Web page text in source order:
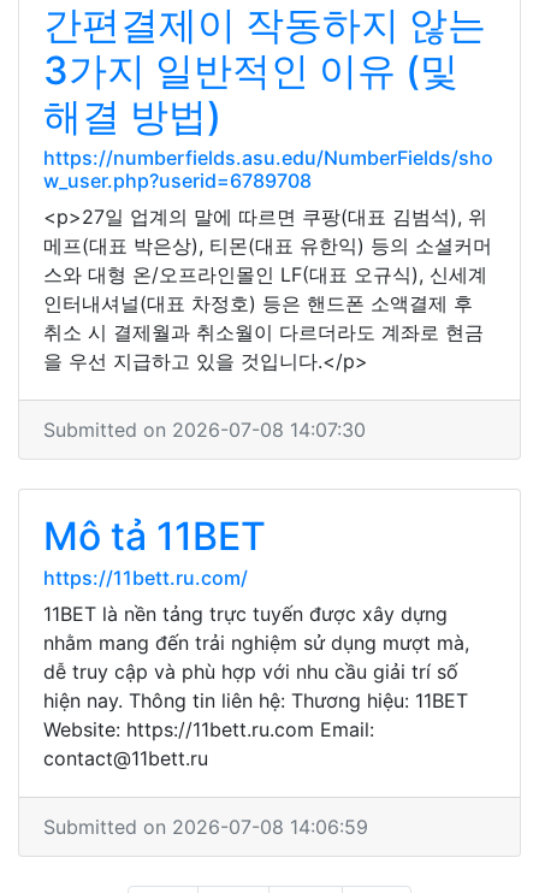
간편결제이 작동하지 않는
3가지 일반적인 이유 (및
해결 방법)
https://numberfields.asu.edu/NumberFields/sho
w_user.php?userid=6789708
<p>27일 업계의 말에 따르면 쿠팡(대표 김범석), 위
메프(대표 박은상), 티몬(대표 유한익) 등의 소셜커머
스와 대형 온/오프라인몰인 LF(대표 오규식), 신세계
인터내셔널(대표 차정호) 등은 핸드폰 소액결제 후
취소 시 결제월과 취소월이 다르더라도 계좌로 현금
을 우선 지급하고 있을 것입니다.</p>
Submitted on 2026-07-08 14:07:30
Mô tả 11BET
https://11bett.ru.com/
11BET là nền tảng trực tuyến được xây dựng
nhằm mang đến trải nghiệm sử dụng mượt mà,
dễ truy cập và phù hợp với nhu cầu giải trí số
hiện nay. Thông tin liên hệ: Thương hiệu: 11BET
Website: https://11bett.ru.com Email:
contact@11bett.ru
Submitted on 2026-07-08 14:06:59